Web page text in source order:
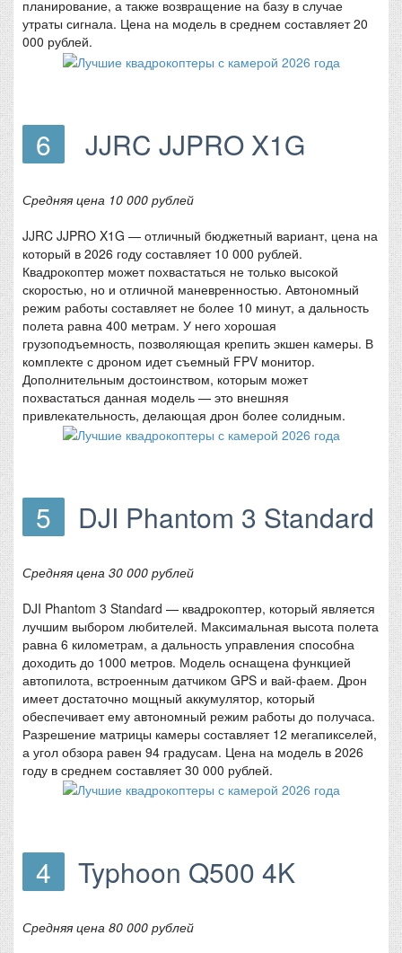
планирование, а также возвращение на базу в случае
утраты сигнала. Цена на модель в среднем составляет 20
000 рублей.
6 JJRC JJPRO X1G
Средняя цена 10 000 рублей
JJRC JJPRO X1G — отличный бюджетный вариант, цена на
который в 2026 году составляет 10 000 рублей.
Квадрокоптер может похвастаться не только высокой
скоростью, но и отличной маневренностью. Автономный
режим работы составляет не более 10 минут, а дальность
полета равна 400 метрам. У него хорошая
грузоподъемность, позволяющая крепить экшен камеры. В
комплекте с дроном идет съемный FPV монитор.
Дополнительным достоинством, которым может
похвастаться данная модель — это внешняя
привлекательность, делающая дрон более солидным.
5 DJI Phantom 3 Standard
Средняя цена 30 000 рублей
DJI Phantom 3 Standard — квадрокоптер, который является
лучшим выбором любителей. Максимальная высота полета
равна 6 километрам, а дальность управления способна
доходить до 1000 метров. Модель оснащена функцией
автопилота, встроенным датчиком GPS и вай-фаем. Дрон
имеет достаточно мощный аккумулятор, который
обеспечивает ему автономный режим работы до получаса.
Разрешение матрицы камеры составляет 12 мегапикселей,
а угол обзора равен 94 градусам. Цена на модель в 2026
году в среднем составляет 30 000 рублей.
4 Typhoon Q500 4K
Средняя цена 80 000 рублей